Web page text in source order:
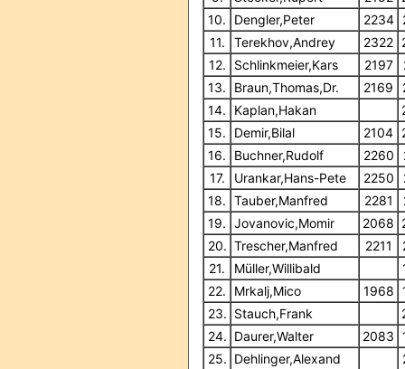
10.
Dengler,Peter 2234
11.
Terekhov,Andrey 2322
12.
Schlinkmeier,Kars 2197
13.
Braun,Thomas,Dr. 2169
14.
Kaplan,Hakan
15.
Demir,Bilal 2104
16.
Buchner,Rudolf 2260
17.
Urankar,Hans-Pete 2250
18. Tauber,Manfred 2281
19. Jovanovic,Momir 2068
20. Trescher,Manfred 2211
21.
Müller,Willibald
22.
Mrkalj,Mico 1968
23. Stauch,Frank
24. Daurer,Walter 2083
25. Dehlinger,Alexand